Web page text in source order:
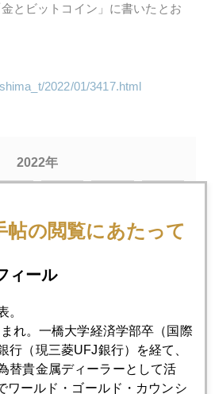
とビットコイン」に書いたとお
2022/01/3417.html
2022年
9月 10月 11月 12月
に転身、株も金も転機
カ派となり、金１８００ドル割れ
帖の閲覧にあたって
ィール
。
れ。一橋大学経済学部卒（国際
行（現三菱UFJ銀行）を経て、
替貴金属ディーラーとして活
ワールド・ゴールド・カウンシ